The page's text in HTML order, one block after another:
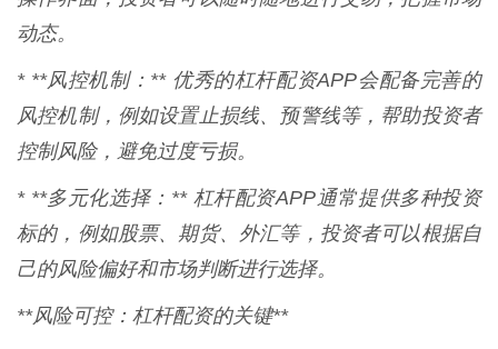
动态。
* **风控机制：** 优秀的杠杆配资APP会配备完善的
风控机制，例如设置止损线、预警线等，帮助投资者
控制风险，避免过度亏损。
* **多元化选择：** 杠杆配资APP通常提供多种投资
标的，例如股票、期货、外汇等，投资者可以根据自
己的风险偏好和市场判断进行选择。
**风险可控：杠杆配资的关键**